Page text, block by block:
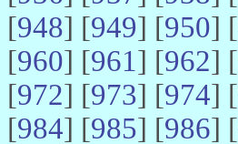
[948] [949] [950] [
[960] [961] [962] [
[972] [973] [974] [
[984] [985] [986] [